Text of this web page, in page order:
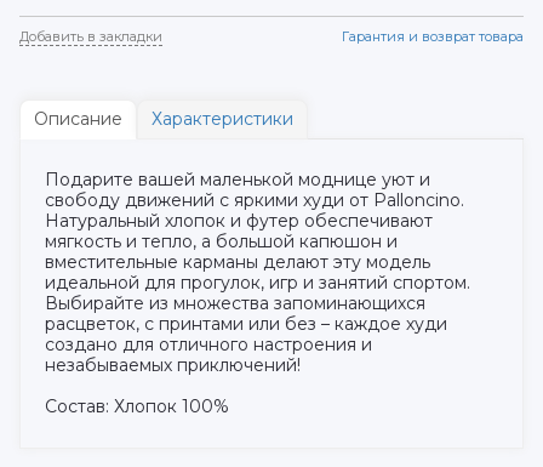
Добавить в закладки Гарантия и возврат товара
Описание Характеристики
Подарите вашей маленькой моднице уют и
свободу движений с яркими худи от Palloncino.
Натуральный хлопок и футер обеспечивают
мягкость и тепло, а большой капюшон и
вместительные карманы делают эту модель
идеальной для прогулок, игр и занятий спортом.
Выбирайте из множества запоминающихся
расцветок, с принтами или без – каждое худи
создано для отличного настроения и
незабываемых приключений!
Состав: Хлопок 100%